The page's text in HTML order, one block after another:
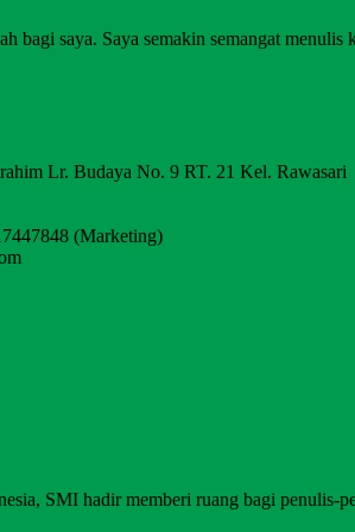
bagi saya. Saya semakin semangat
Lr. Budaya No. 9 RT. 21 Kel. Rawasari
(Marketing)
SMI hadir memberi ruang bagi penulis-